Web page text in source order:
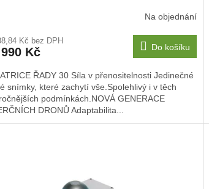
R
M
A
Na objednání
Kč bez DPH
Kč Do košíku
ŘADY 30 Síla v přenositelnosti Jedinečné
snímky, které zachytí vše.Spolehlivý i v těch
podmínkách.NOVÁ GENERACE
DRONŮ Adaptabilita...